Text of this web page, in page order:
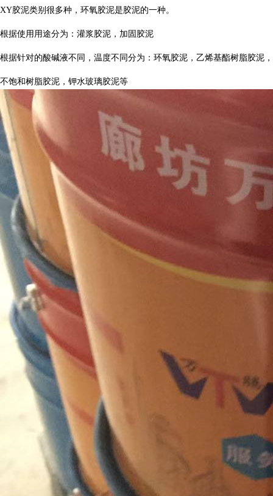
XY胶泥类别很多种，环氧胶泥是胶泥的一种。
根据使用用途分为：灌浆胶泥，加固胶泥
根据针对的酸碱液不同，温度不同分为：环氧胶泥，乙烯基酯树脂胶泥，
不饱和树脂胶泥，钾水玻璃胶泥等